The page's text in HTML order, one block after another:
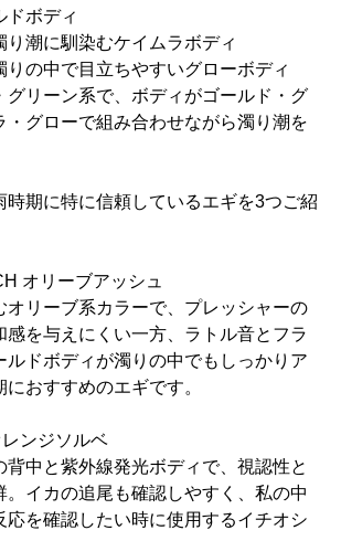
ドボディ
り潮に馴染むケイムラボディ
りの中で目立ちやすいグローボディ
グリーン系で、ボディがゴールド・グ
・グローで組み合わせながら濁り潮を
時期に特に信頼しているエギを3つご紹
オリーブアッシュ
オリーブ系カラーで、プレッシャーの
感を与えにくい一方、ラトル音とフラ
ルドボディが濁りの中でもしっかりア
おすすめのエギです。
レンジソルベ
背中と紫外線発光ボディで、視認性と
。イカの追尾も確認しやすく、私の中
応を確認したい時に使用するイチオシ